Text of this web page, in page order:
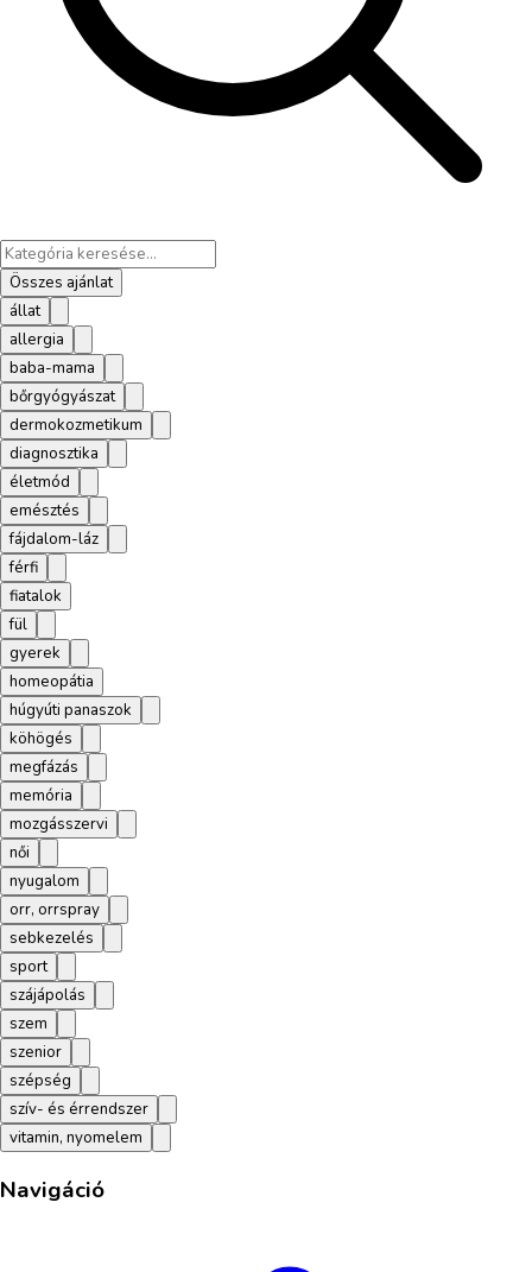
Összes ajánlat
állat
allergia
baba-mama
bőrgyógyászat
dermokozmetikum
diagnosztika
életmód
emésztés
fájdalom-láz
férfi
fiatalok
fül
gyerek
homeopátia
húgyúti panaszok
köhögés
megfázás
memória
mozgásszervi
női
nyugalom
orr, orrspray
sebkezelés
sport
szájápolás
szem
szenior
szépség
szív- és érrendszer
vitamin, nyomelem
Navigáció